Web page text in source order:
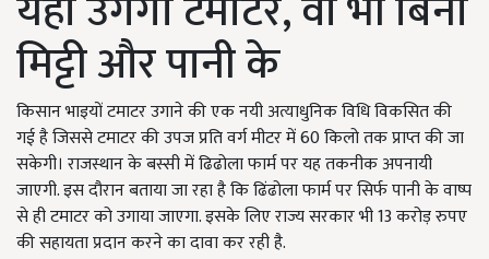
मिट्टी और पानी के
किसान भाइयों टमाटर उगाने की एक नयी अत्याधुनिक विधि विकसित की
गई है जिससे टमाटर की उपज प्रति वर्ग मीटर में 60 किलो तक प्राप्त की जा
सकेगी। राजस्थान के बस्सी में ढिढोला फार्म पर यह तकनीक अपनायी
जाएगी. इस दौरान बताया जा रहा है कि ढिंढोला फार्म पर सिर्फ पानी के वाष्प
से ही टमाटर को उगाया जाएगा. इसके लिए राज्य सरकार भी 13 करोड़ रुपए
की सहायता प्रदान करने का दावा कर रही है.